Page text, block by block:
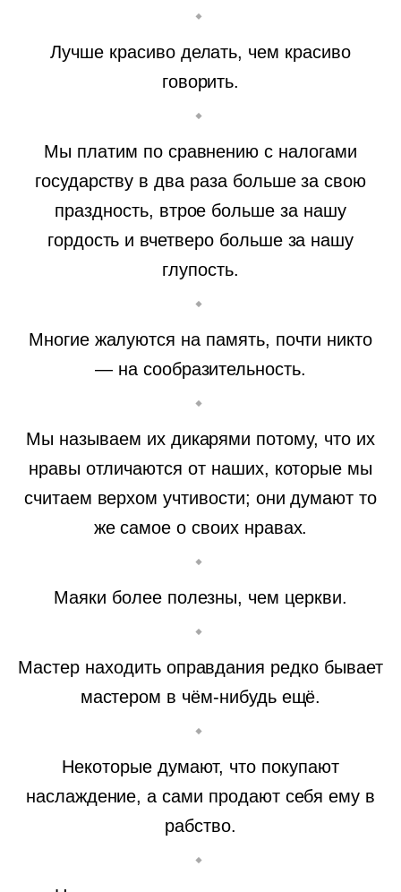
Лучше красиво делать, чем красиво
говорить.
Мы платим по сравнению с налогами
государству в два раза больше за свою
праздность, втрое больше за нашу
гордость и вчетверо больше за нашу
глупость.
Многие жалуются на память, почти никто
— на сообразительность.
Мы называем их дикарями потому, что их
нравы отличаются от наших, которые мы
считаем верхом учтивости; они думают то
же самое о своих нравах.
Маяки более полезны, чем церкви.
Мастер находить оправдания редко бывает
мастером в чём-нибудь ещё.
Некоторые думают, что покупают
наслаждение, а сами продают себя ему в
рабство.